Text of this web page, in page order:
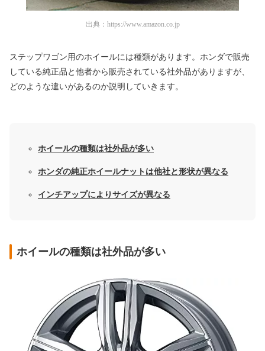
出典： https://www.amazon.co.jp
ステップワゴン用のホイールには種類があります。ホンダで販売
している純正品と他者から販売されている社外品がありますが、
どのような違いがあるのか説明していきます。
ホイールの種類は社外品が多い
ホンダの純正ホイールナットは他社と形状が異なる
インチアップによりサイズが異なる
ホイールの種類は社外品が多い